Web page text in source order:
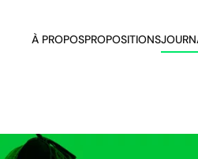
À PROPOSPROPOSITIONS